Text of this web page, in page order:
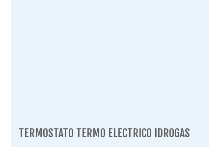
TERMOSTATO TERMO ELECTRICO IDROGAS